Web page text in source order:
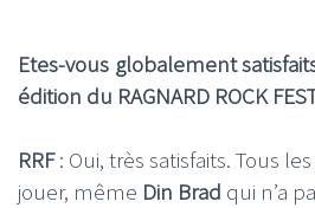
Etes-vous globalement
édition du RAGNARD ROCK
RRF: Oui, très satisfaits. Tous
jouer, même Din Brad qui n’a